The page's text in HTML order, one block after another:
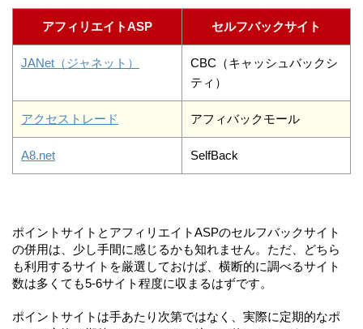
アフィリエイトASP セルフバックサイト
JANet（ジャネット）
CBC（キャッシュバックシ
ティ）
アクセストレード アフィバックモール
A8.net SelfBack
ポイントサイトとアフィリエイトASPのセルフバックサイト
の併用は、少し手間に感じるかも知れません。ただ、どちら
も利用するサイトを厳選しておけば、横断的に調べるサイト
数は多くても5-6サイト程度に収まるはずです。
ポイントサイトは手あたり次第ではなく、実際に定期的なポ